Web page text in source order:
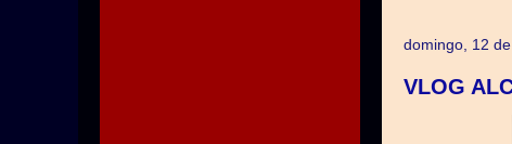
domingo, 12
VLOG